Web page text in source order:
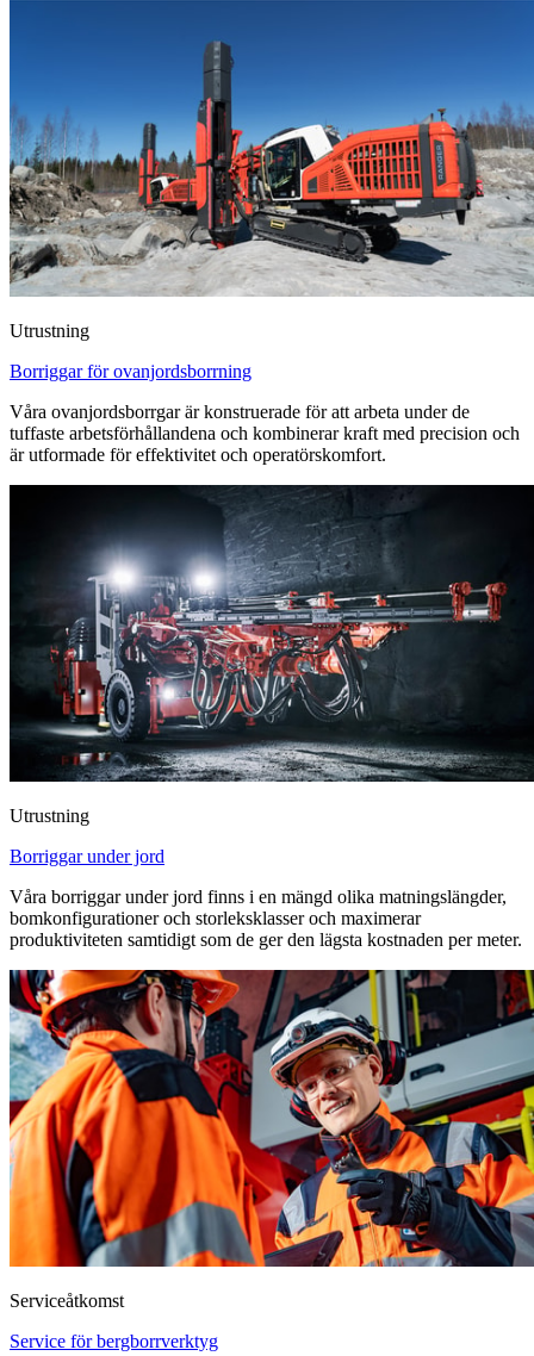
Utrustning
Borriggar för ovanjordsborrning
Våra ovanjordsborrgar är konstruerade för att arbeta under de
tuffaste arbetsförhållandena och kombinerar kraft med precision och
är utformade för effektivitet och operatörskomfort.
Utrustning
Borriggar under jord
Våra borriggar under jord finns i en mängd olika matningslängder,
bomkonfigurationer och storleksklasser och maximerar
produktiviteten samtidigt som de ger den lägsta kostnaden per meter.
Serviceåtkomst
Service för bergborrverktyg